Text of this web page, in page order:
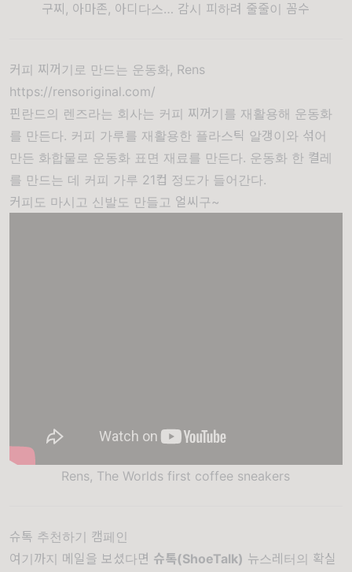
구찌, 아마존, 아디다스… 감시 피하려 줄줄이 꼼수
커피 찌꺼기로 만드는 운동화, Rens
https://rensoriginal.com/
핀란드의 렌즈라는 회사는 커피 찌꺼기를 재활용해 운동화
를 만든다. 커피 가루를 재활용한 플라스틱 알갱이와 섞어
만든 화합물로 운동화 표면 재료를 만든다. 운동화 한 켤레
를 만드는 데 커피 가루 21컵 정도가 들어간다.
커피도 마시고 신발도 만들고 얼씨구~
Rens, The Worlds first coffee sneakers
슈톡 추천하기 캠페인
여기까지 메일을 보셨다면 슈톡(ShoeTalk) 뉴스레터의 확실